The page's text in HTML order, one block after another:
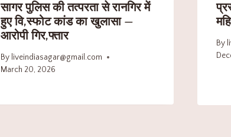
सागर पुलिस की तत्परता से रानगिर में
हुए वि,स्फोट कांड का खुलासा —
आरोपी गिर,फ्तार
By liveindiasagar@gmail.com
March 20, 2026
By